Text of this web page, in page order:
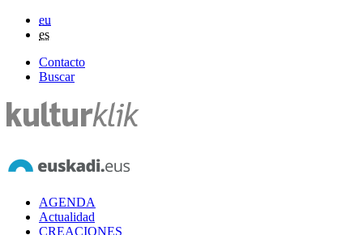
eu
es
Contacto
Buscar
AGENDA
Actualidad
CREACIONES